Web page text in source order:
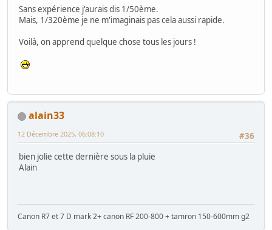
Sans expérience j'aurais dis 1/50ème.
Mais, 1/320ème je ne m'imaginais pas cela aussi rapide.
Voilà, on apprend quelque chose tous les jours !
alain33
#36
12 Décembre 2025, 06:08:10
bien jolie cette dernière sous la pluie
Alain
Canon R7 et 7 D mark 2+ canon RF 200-800 + tamron 150-600mm g2